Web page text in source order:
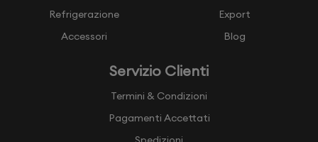
Refrigerazione
Accessori
Export
Blog
Servizio Clienti
Termini & Condizioni
Pagamenti Accettati